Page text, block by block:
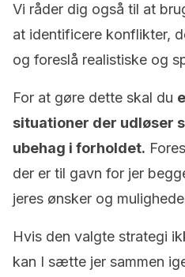
Vi råder dig også til at
at identificere konflikter,
og foreslå realistiske og
For at gøre dette skal du
situationer der udløser
ubehag i forholdet.
der er til gavn for jer
jeres ønsker og
Hvis den valgte strategi
kan I sætte jer sammen